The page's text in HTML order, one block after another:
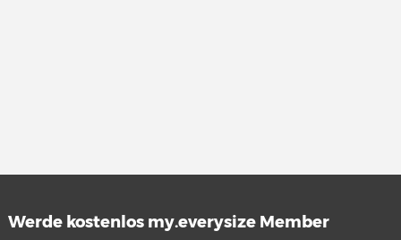
Werde kostenlos my.everysize Member